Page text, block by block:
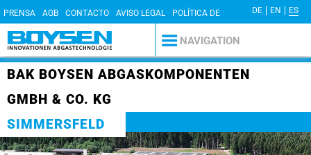
DE EN ES
PRENSA AGB CONTACTO AVISO LEGAL POLÍTICA DE
PRIVACIDAD NAVIGATION
BAK BOYSEN ABGASKOMPONENTEN
GMBH & CO. KG
SIMMERSFELD